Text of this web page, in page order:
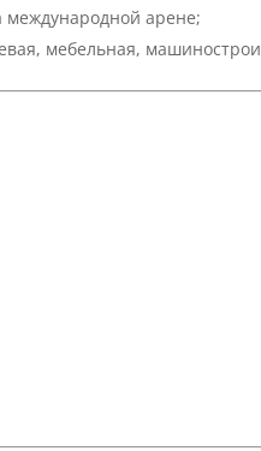
международной арене;
мебельная,